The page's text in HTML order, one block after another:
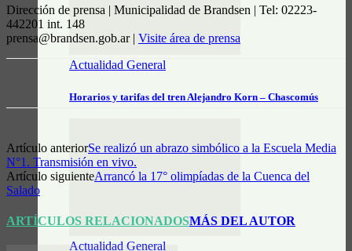
Actualidad General
Horarios y tarifas del tren Alejandro Korn – Chascomús
Actualidad General
Dirección de prensa | Municipalidad de Brandsen | Tel: 02223-
442201 int. 148
prensa@brandsen.gob.ar | Visite área de prensa
Artículo anteriorSe realizó un abrazo simbólico a la Escuela Media
N°1. Transmisión en vivo.
Artículo siguienteArrancó la 17° olimpíadas de la Cuenca del
Salado
ARTÍCULOS RELACIONADOSMÁS DEL AUTOR